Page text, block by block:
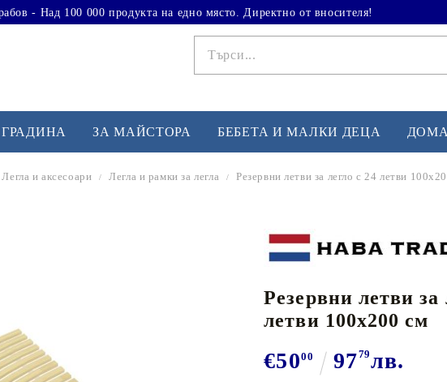
- Над 100 000 продукта на едно място. Директно от вносителя!
Тренажори за баланс
Подложки за фитнес уреди
Баскетбол
Бейзбол и
Хокей и лакрос
Основно спортно
ЗА МАЙСТОРА БЕБЕТА И МАЛКИ ДЕЦА
Легла и аксесоари Легла и рамки за легла Резервни летви за легло с 24 летви
Резервни летви за
летви 100x200 см
€5000 9779лв.